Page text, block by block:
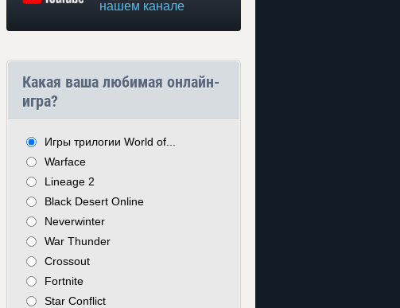
нашем канале
Какая ваша любимая онлайн-
игра?
Игры трилогии World of...
Warface
Lineage 2
Black Desert Online
Neverwinter
War Thunder
Crossout
Fortnite
Star Conflict